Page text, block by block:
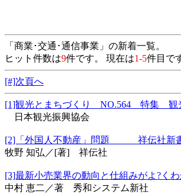
「商業･交通･通信事業」の新着一覧。
ヒット件数は9件です。 現在は1-5件目で
[#]次頁へ
[1]観光とまちづくり NO.564 特集
日本観光振興協会
[2]「外国人不動産」問題 祥伝社新
牧野 知弘／[著] 祥伝社
[3]最新小売業界の動向と仕組みがよ?
中村 恵二／著 秀和システム新社